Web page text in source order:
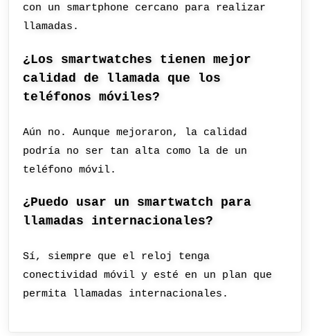
con un smartphone cercano para realizar
llamadas.
¿Los smartwatches tienen mejor
calidad de llamada que los
teléfonos móviles?
Aún no. Aunque mejoraron, la calidad
podría no ser tan alta como la de un
teléfono móvil.
¿Puedo usar un smartwatch para
llamadas internacionales?
Sí, siempre que el reloj tenga
conectividad móvil y esté en un plan que
permita llamadas internacionales.